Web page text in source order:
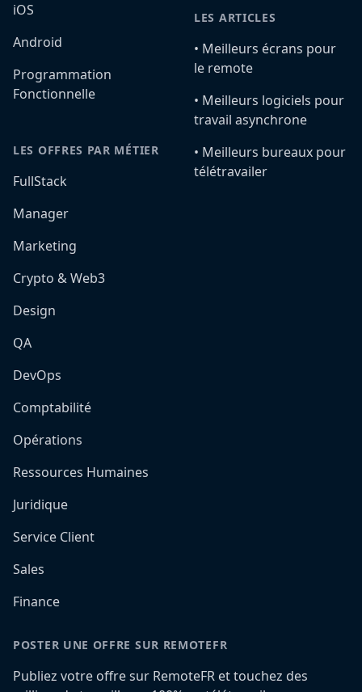
iOS
Android
Programmation
Fonctionnelle
LES OFFRES PAR MÉTIER
FullStack
Manager
Marketing
Crypto & Web3
Design
QA
DevOps
Comptabilité
Opérations
Ressources Humaines
Juridique
Service Client
Sales
Finance
LES ARTICLES
•️ Meilleurs écrans pour
le remote
•️ Meilleurs logiciels pour
travail asynchrone
•️ Meilleurs bureaux pour
télétravailer
POSTER UNE OFFRE SUR REMOTEFR
Publiez votre offre sur RemoteFR et touchez des